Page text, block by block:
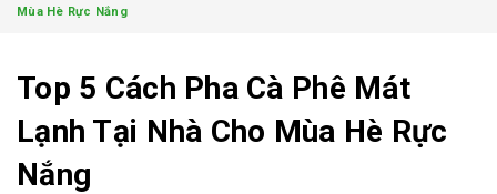
Mùa Hè Rực Nắng
Top 5 Cách Pha Cà Phê Mát
Lạnh Tại Nhà Cho Mùa Hè Rực
Nắng